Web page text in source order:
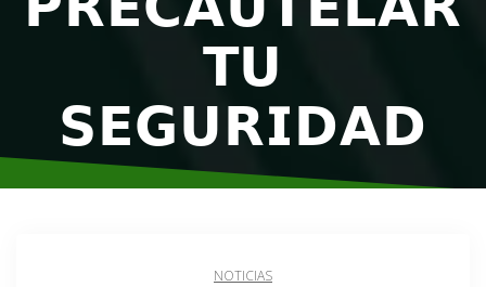
𝗧𝗨
𝗦𝗘𝗚𝗨𝗥𝗜𝗗𝗔𝗗
NOTICIAS